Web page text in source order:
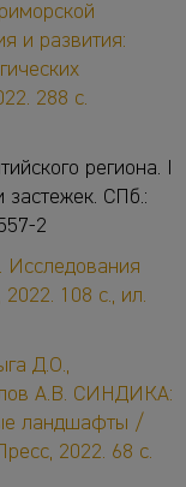
и развития:
288 с.
региона. I
застежек. СПб.:
2
Исследования
108 с., ил.
Д.О.,
А.В. СИНДИКА:
ландшафты /
2022. 68 с.